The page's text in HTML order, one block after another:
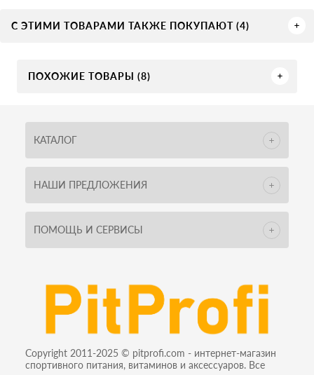
С ЭТИМИ ТОВАРАМИ ТАКЖЕ ПОКУПАЮТ (4)
ПОХОЖИЕ ТОВАРЫ (8)
КАТАЛОГ
НАШИ ПРЕДЛОЖЕНИЯ
ПОМОЩЬ И СЕРВИСЫ
Copyright 2011-2025 © pitprofi.com - интернет-магазин
спортивного питания, витаминов и аксессуаров. Все